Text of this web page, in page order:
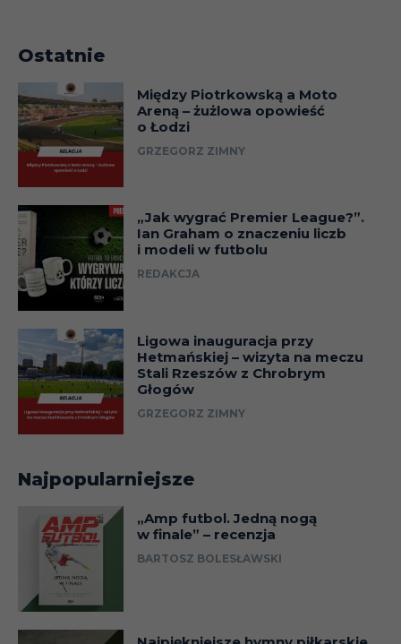
Ostatnie
Między Piotrkowską a Moto
Areną – żużlowa opowieść
o Łodzi
GRZEGORZ ZIMNY
„Jak wygrać Premier League?”.
Ian Graham o znaczeniu liczb
i modeli w futbolu
REDAKCJA
Ligowa inauguracja przy
Hetmańskiej – wizyta na meczu
Stali Rzeszów z Chrobrym
Głogów
GRZEGORZ ZIMNY
Najpopularniejsze
„Amp futbol. Jedną nogą
w finale” – recenzja
BARTOSZ BOLESŁAWSKI